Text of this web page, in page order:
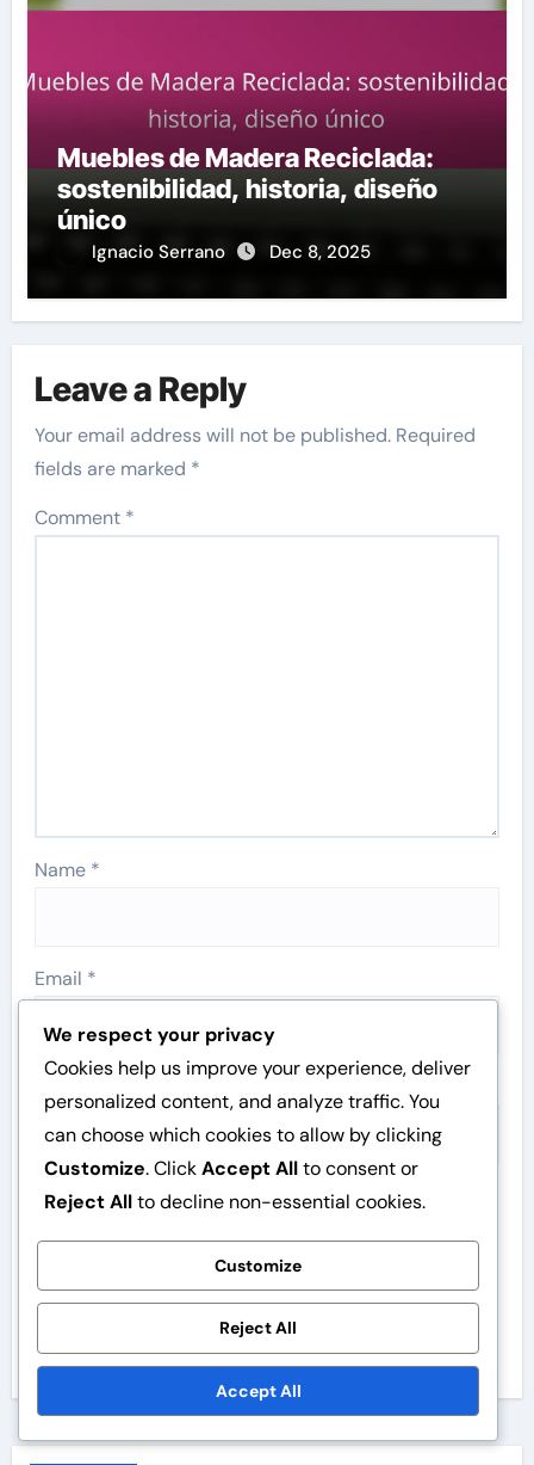
Muebles de Madera Reciclada:
sostenibilidad, historia, diseño
único
Ignacio Serrano Dec 8, 2025
Leave a Reply
Your email address will not be published. Required
fields are marked *
Comment *
Name *
Email *
the next time I comment.
We respect your privacy
Cookies help us improve your experience, deliver
personalized content, and analyze traffic. You
can choose which cookies to allow by clicking
Customize. ClickAccept Allto consent or
Reject Allto decline non-essential cookies.
Customize
Reject All
Accept All